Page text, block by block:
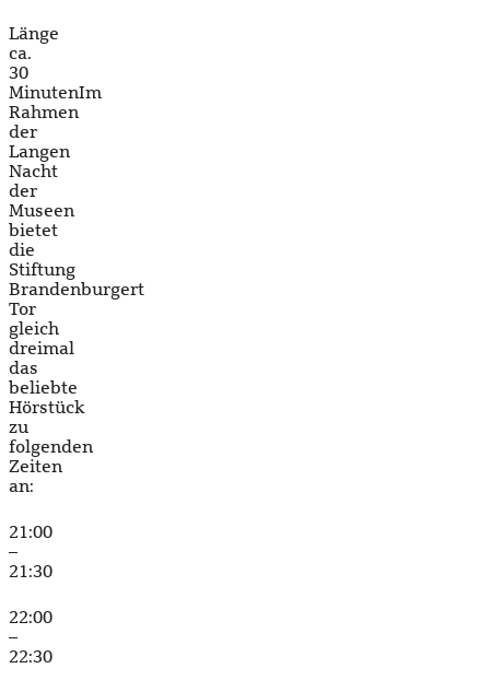
Länge
ca.
30
MinutenIm
Rahmen
der
Langen
Nacht
der
Museen
bietet
die
Stiftung
Brandenburgert
Tor
gleich
dreimal
das
beliebte
Hörstück
zu
folgenden
Zeiten
an:
21:00
–
21:30
22:00
–
22:30